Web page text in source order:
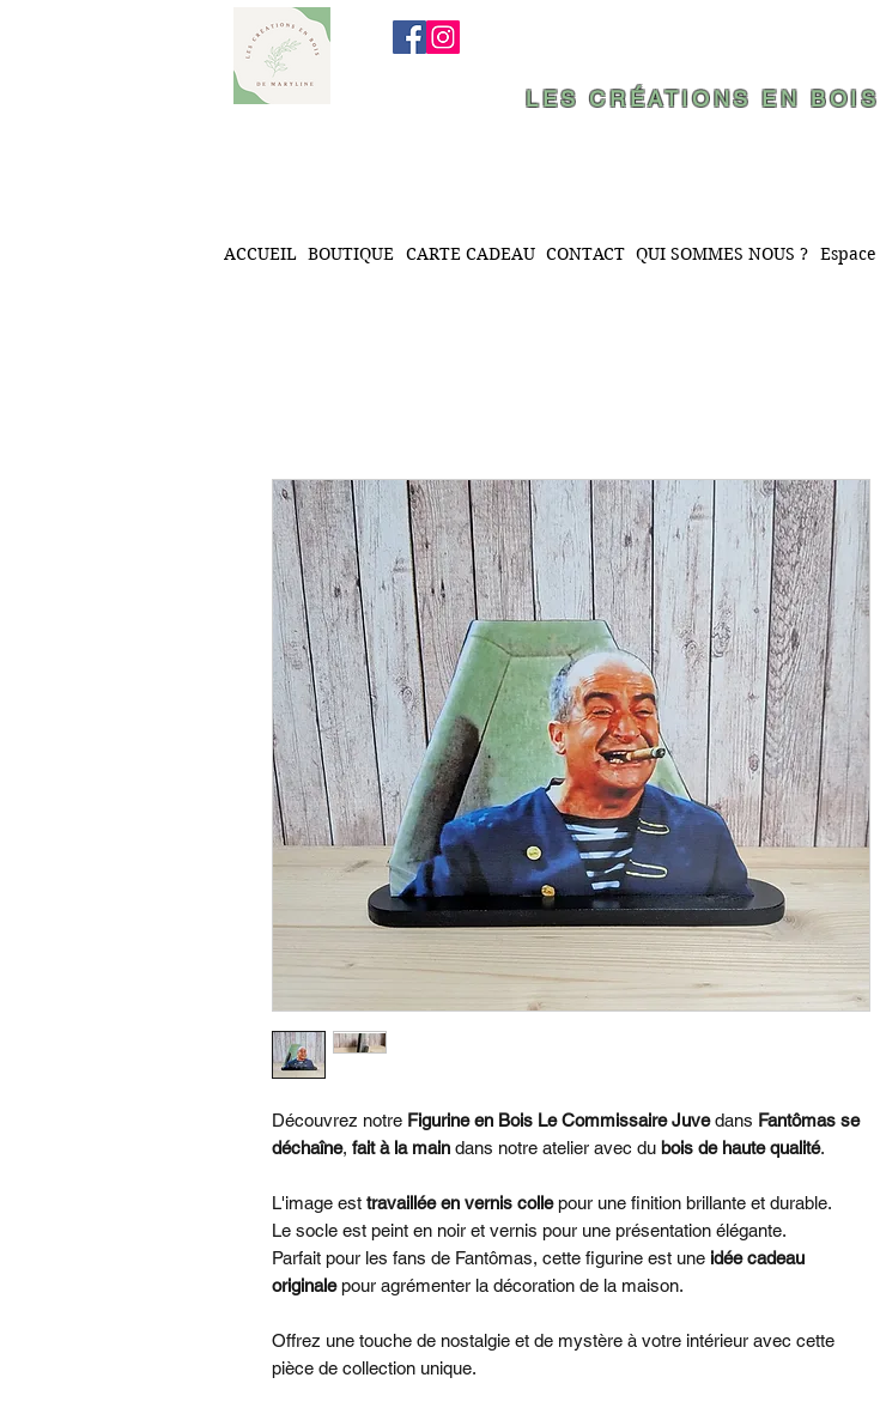
LES CRÉATIONS EN
ACCUEIL BOUTIQUE CARTE CADEAU CONTACT QUI SOMMES NOUS ?
Découvrez notre Figurine en Bois Le Commissaire Juvedans Fantômas se
déchaîne, fait à la main dans notre atelier avec du bois de haute qualité.
L'image est travaillée en vernis collepour une finition brillante et durable.
Le socle est peint en noir et vernis pour une présentation élégante.
Parfait pour les fans de Fantômas, cette figurine est une idée cadeau
originalepour agrémenter la décoration de la maison.
Offrez une touche de nostalgie et de mystère à votre intérieur avec cette
pièce de collection unique.